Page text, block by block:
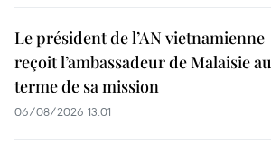
Le président de l’AN vietnamienne
reçoit l’ambassadeur de Malaisie au
terme de sa mission
06/08/2026 13:01